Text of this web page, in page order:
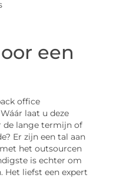
een
office
laat u deze
de lange termijn of
Er zijn een tal aan
het outsourcen
is echter om
Het liefst een expert